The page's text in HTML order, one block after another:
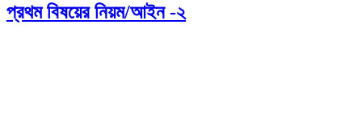
প্রথম বিষয়ের নিয়ম/আইন -২